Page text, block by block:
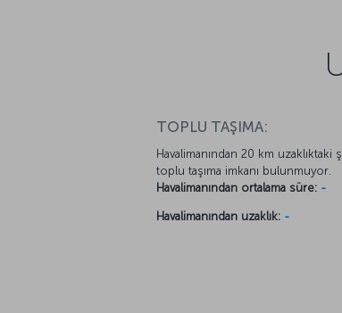
TOPLU TAŞIMA:
Havalimanından 20 km
toplu taşıma imkanı bulunmuyor.
Havalimanından ortalama süre: -
Havalimanından uzaklık: -